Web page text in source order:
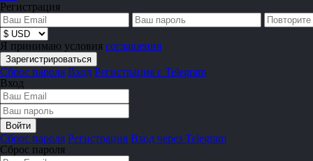
Регистрация
Я принимаю условия соглашения
Сброс пароля Вход Регистрация с Telegram
Вход
Сброс пароля Регистрация Вход через Telegram
Сброс пароля